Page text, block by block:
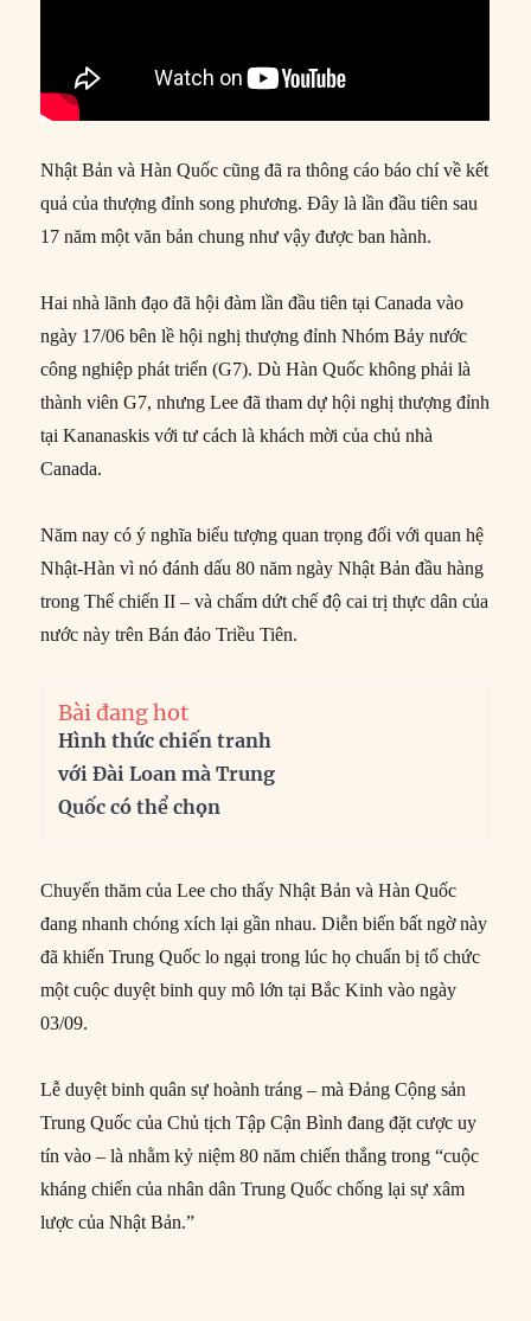
Nhật Bản và Hàn Quốc cũng đã ra thông cáo báo chí về kết
quả của thượng đỉnh song phương. Đây là lần đầu tiên sau
17 năm một văn bản chung như vậy được ban hành.
Hai nhà lãnh đạo đã hội đàm lần đầu tiên tại Canada vào
ngày 17/06 bên lề hội nghị thượng đỉnh Nhóm Bảy nước
công nghiệp phát triển (G7). Dù Hàn Quốc không phải là
thành viên G7, nhưng Lee đã tham dự hội nghị thượng đỉnh
tại Kananaskis với tư cách là khách mời của chủ nhà
Canada.
Năm nay có ý nghĩa biểu tượng quan trọng đối với quan hệ
Nhật-Hàn vì nó đánh dấu 80 năm ngày Nhật Bản đầu hàng
trong Thế chiến II – và chấm dứt chế độ cai trị thực dân của
nước này trên Bán đảo Triều Tiên.
Bài đang hot
Hình thức chiến tranh
với Đài Loan mà Trung
Quốc có thể chọn
Chuyến thăm của Lee cho thấy Nhật Bản và Hàn Quốc
đang nhanh chóng xích lại gần nhau. Diễn biến bất ngờ này
đã khiến Trung Quốc lo ngại trong lúc họ chuẩn bị tổ chức
một cuộc duyệt binh quy mô lớn tại Bắc Kinh vào ngày
03/09.
Lễ duyệt binh quân sự hoành tráng – mà Đảng Cộng sản
Trung Quốc của Chủ tịch Tập Cận Bình đang đặt cược uy
tín vào – là nhằm kỷ niệm 80 năm chiến thắng trong “cuộc
kháng chiến của nhân dân Trung Quốc chống lại sự xâm
lược của Nhật Bản.”